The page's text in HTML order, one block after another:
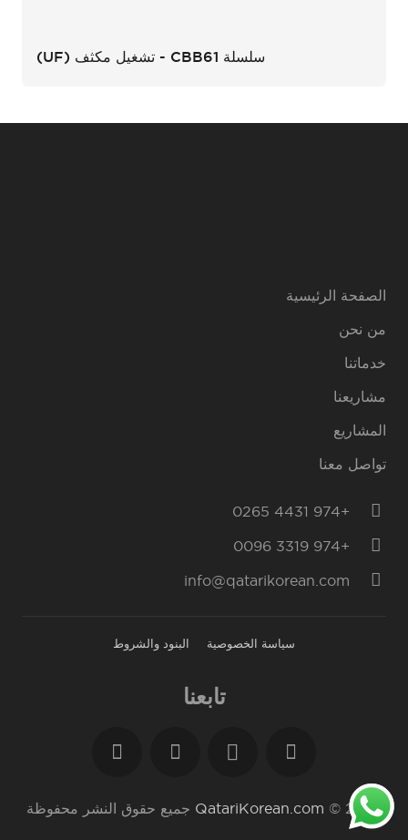
سلسلة CBB61 - تشغيل مكثف (UF)
الصفحة الرئيسية
من نحن
خدماتنا
مشاريعنا
المشاريع
تواصل معنا
+974 4431 0265
+974 3319 0096
info@qatarikorean.com
سياسة الخصوصية البنود والشروط
تابعنا
2023 ©
QatariKorean.com جميع حقوق النشر محفوظة